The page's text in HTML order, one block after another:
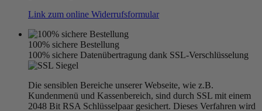
Link zum online Widerrufsformular
100% sichere Bestellung
100% sichere Datenübertragung dank SSL-Verschlüsselung
Die sensiblen Bereiche unserer Webseite, wie z.B.
Kundenmenü und Kassenbereich, sind durch SSL mit einem
2048 Bit RSA Schlüsselpaar gesichert. Dieses Verfahren wird